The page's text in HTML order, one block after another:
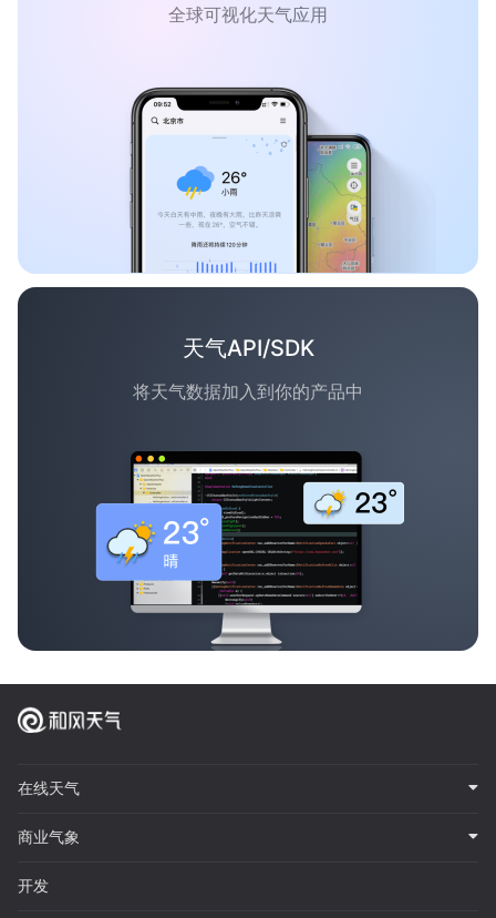
全球可视化天气应用
天气API/SDK
将天气数据加入到你的产品中
在线天气
商业气象
开发